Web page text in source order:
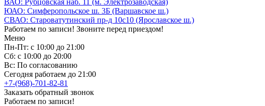
ВАО: Рубцовская наб. 11 (м. Электрозаводская)
ЮАО: Симферопольское ш. 3Б (Варшавское ш.)
СВАО: Староватутинский пр-д 10с10 (Ярославское ш.)
Работаем по записи! Звоните перед приездом!
Меню
Пн-Пт: с 10:00 до 21:00
Сб: с 10:00 до 20:00
Вс: По согласованию
Сегодня работаем до 21:00
+7-(968)-701-82-81
Заказать обратный звонок
Работаем по записи!